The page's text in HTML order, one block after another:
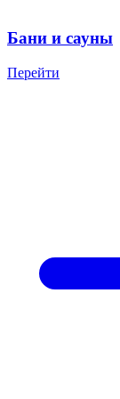
Бани и сауны
Перейти